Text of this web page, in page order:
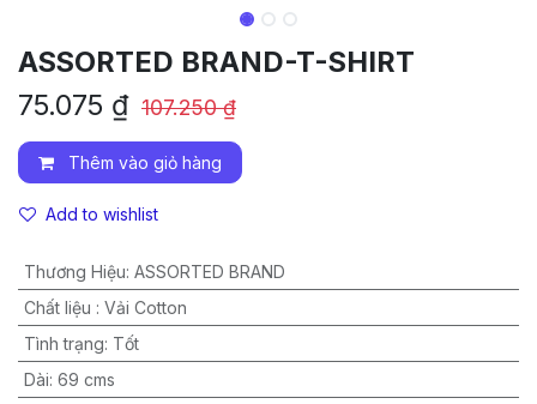
ASSORTED BRAND-T-SHIRT
75.075 ₫ 107.250₫
Thêm vào giỏ hàng
Add to wishlist
Thương Hiệu: ASSORTED BRAND
Chất liệu : Vải Cotton
Tình trạng: Tốt
Dài: 69 cms